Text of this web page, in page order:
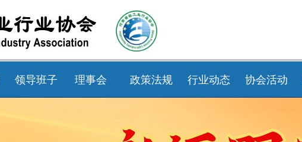
领导班子 理事会 政策法规 行业动态 协会活动